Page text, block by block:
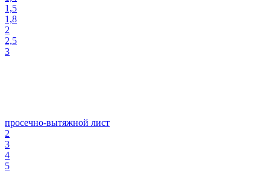
1,5
1,8
2
2,5
3
просечно-вытяжной лист
2
3
4
5